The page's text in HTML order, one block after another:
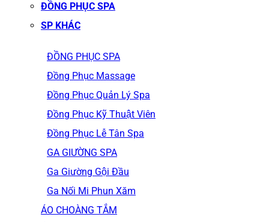
ĐỒNG PHỤC SPA
SP KHÁC
ĐỒNG PHỤC SPA
Đồng Phục Massage
Đồng Phục Quản Lý Spa
Đồng Phục Kỹ Thuật Viên
Đồng Phục Lễ Tân Spa
GA GIƯỜNG SPA
Ga Giường Gội Đầu
Ga Nối Mi Phun Xăm
ÁO CHOÀNG TẮM